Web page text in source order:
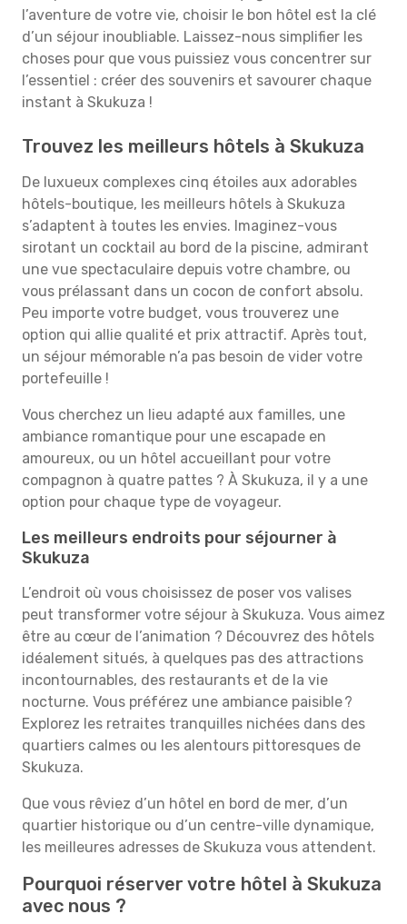
l’aventure de votre vie, choisir le bon hôtel est la clé
d’un séjour inoubliable. Laissez-nous simplifier les
choses pour que vous puissiez vous concentrer sur
l’essentiel : créer des souvenirs et savourer chaque
instant à Skukuza !
Trouvez les meilleurs hôtels à Skukuza
De luxueux complexes cinq étoiles aux adorables
hôtels-boutique, les meilleurs hôtels à Skukuza
s’adaptent à toutes les envies. Imaginez-vous
sirotant un cocktail au bord de la piscine, admirant
une vue spectaculaire depuis votre chambre, ou
vous prélassant dans un cocon de confort absolu.
Peu importe votre budget, vous trouverez une
option qui allie qualité et prix attractif. Après tout,
un séjour mémorable n’a pas besoin de vider votre
portefeuille !
Vous cherchez un lieu adapté aux familles, une
ambiance romantique pour une escapade en
amoureux, ou un hôtel accueillant pour votre
compagnon à quatre pattes ? À Skukuza, il y a une
option pour chaque type de voyageur.
Les meilleurs endroits pour séjourner à
Skukuza
L’endroit où vous choisissez de poser vos valises
peut transformer votre séjour à Skukuza. Vous aimez
être au cœur de l’animation ? Découvrez des hôtels
idéalement situés, à quelques pas des attractions
incontournables, des restaurants et de la vie
nocturne. Vous préférez une ambiance paisible ?
Explorez les retraites tranquilles nichées dans des
quartiers calmes ou les alentours pittoresques de
Skukuza.
Que vous rêviez d’un hôtel en bord de mer, d’un
quartier historique ou d’un centre-ville dynamique,
les meilleures adresses de Skukuza vous attendent.
Pourquoi réserver votre hôtel à Skukuza
avec nous ?